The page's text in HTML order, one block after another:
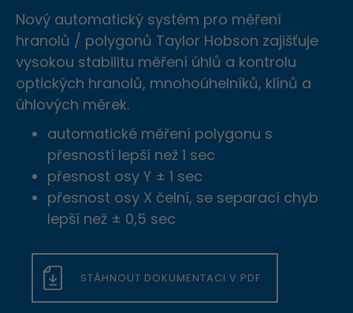
Nový automatický systém pro měření
hranolů / polygonů Taylor Hobson zajišťuje
vysokou stabilitu měření úhlů a kontrolu
optických hranolů, mnohoúhelníků, klínů a
úhlových měrek.
automatické měření polygonu s
přesností lepší než 1 sec
přesnost osy Y ± 1 sec
přesnost osy X čelní, se separací chyb
lepší než ± 0,5 sec
STÁHNOUT DOKUMENTACI V PDF
Používáte adBlock!
Bohužel používáte ADBLOCK
a náš portál je založený na
Prosíme aby jste vypnuli blokátor
reklam.
Děkujeme za zprávu
v nejbližší době se Vám ozveme.
příjmení
Email
Heslo
Heslo
znovu
Registrace proběhla
úspěšně
Registrace proběhla úspěšně
Nyní se můžete přihlásit
Děkujeme
za Vaš hlas.
@
ZAPOMENUTÉ HESLO
Přihlášení se nezdařilo
Bohužel zadané přihlašovací
údaje se neshodují